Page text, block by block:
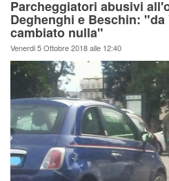
Parcheggiatori abusivi
Deghenghi e Beschin:
cambiato nulla"
Venerdi 5 Ottobre 2018 alle 12:40